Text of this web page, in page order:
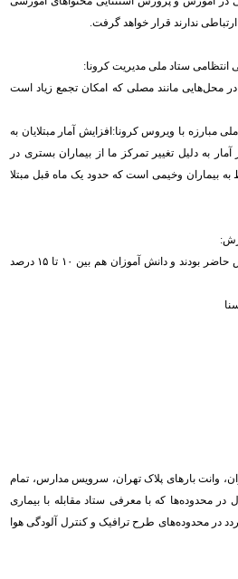
ارتباطی ندارند قرار خواهد گرفت.
انتظامی ستاد ملی مدیریت کرونا:
محل‌هایی مانند مصلی که امکان تجمع زیاد است
مبارزه با ویروس کرونا:افزایش آمار مبتلایان به
به دلیل تغییر تمرکز ما از بیماران بستری در
بیماران وخیمی است که حدود یک ماه قبل مبتلا
خبری که از سراسر مدارس دریافت کردیم بین ۹۵ تا ۱۰۰ درصد معلمان در مدارس حاضر بودند و دانش آموزان هم بین ۱۰ تا ۱۵ درصد
وانت بار‌های پلاک تهران، سرویس مدارس، تمام
محدوده‌ها که با معرفی ستاد مقابله با بیماری
در محدوده‌های طرح ترافیک و کنترل آلودگی هوا